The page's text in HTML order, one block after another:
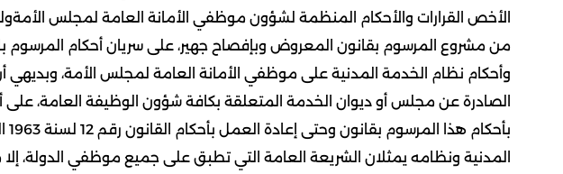
الأخص القرارات والأحكام المنظمة لشؤون موظفي الأمانة العامة لمجلس
وأحكام نظام الخدمة المدنية على موظفي الأمانة العامة لمجلس الأمة، وبديهي
الصادرة عن مجلس أو ديوان الخدمة المتعلقة بكافة شؤون الوظيفة العامة،
المدنية ونظامه يمثلان الشريعة العامة التي تطبق على جميع موظفي